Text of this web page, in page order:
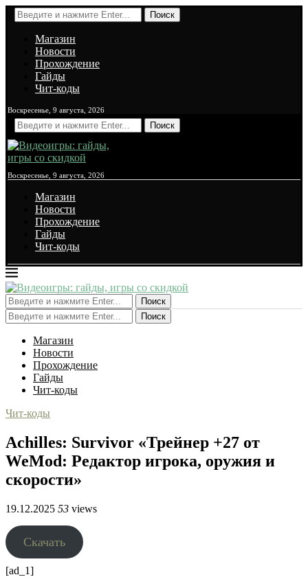
Поиск
Магазин
Новости
Прохождение
Гайды
Чит-коды
Воскресенье, 9 августа, 2026
Поиск
Воскресенье, 9 августа, 2026
Магазин
Новости
Прохождение
Гайды
Чит-коды
Поиск
Поиск
Магазин
Новости
Прохождение
Гайды
Чит-коды
Чит-коды
Achilles: Survivor «Трейнер +27 от
WeMod: Редактор игрока, оружия и
скорости»
19.12.2025 53 views
Скачать
[ad_1]